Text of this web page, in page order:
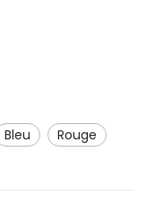
bleu
rouge